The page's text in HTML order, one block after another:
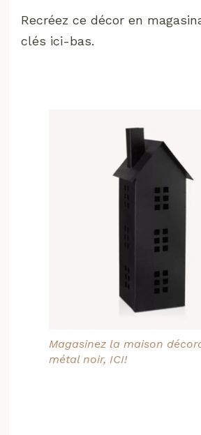
Recréez ce décor en
clés ici-bas.
Magasinez la maison
métal noir, ICI!